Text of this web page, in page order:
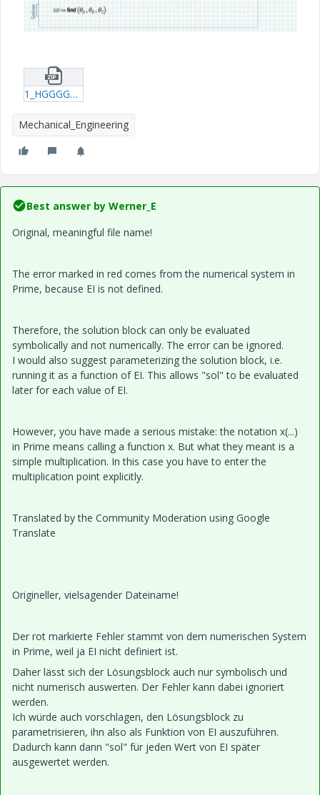
1_HGGGGGGGGGGGGGJ.zip
Mechanical_Engineering
Best answer by Werner_E
Original, meaningful file name!
The error marked in red comes from the numerical system in
Prime, because EI is not defined.
Therefore, the solution block can only be evaluated
symbolically and not numerically. The error can be ignored.
I would also suggest parameterizing the solution block, i.e.
running it as a function of EI. This allows "sol" to be evaluated
later for each value of EI.
However, you have made a serious mistake: the notation x(...)
in Prime means calling a function x. But what they meant is a
simple multiplication. In this case you have to enter the
multiplication point explicitly.
Translated by the Community Moderation using Google
Translate
Origineller, vielsagender Dateiname!
Der rot markierte Fehler stammt von dem numerischen System
in Prime, weil ja EI nicht definiert ist.
Daher lässt sich der Lösungsblock auch nur symbolisch und
nicht numerisch auswerten. Der Fehler kann dabei ignoriert
werden.
Ich würde auch vorschlagen, den Lösungsblock zu
parametrisieren, ihn also als Funktion von EI auszuführen.
Dadurch kann dann "sol" für jeden Wert von EI später
ausgewertet werden.